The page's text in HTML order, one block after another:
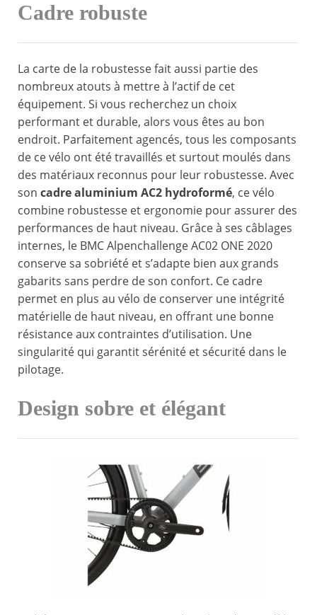
Cadre robuste
La carte de la robustesse fait aussi partie des
nombreux atouts à mettre à l’actif de cet
équipement. Si vous recherchez un choix
performant et durable, alors vous êtes au bon
endroit. Parfaitement agencés, tous les composants
de ce vélo ont été travaillés et surtout moulés dans
des matériaux reconnus pour leur robustesse. Avec
son cadre aluminium AC2 hydroformé, ce vélo
combine robustesse et ergonomie pour assurer des
performances de haut niveau. Grâce à ses câblages
internes, le BMC Alpenchallenge AC02 ONE 2020
conserve sa sobriété et s’adapte bien aux grands
gabarits sans perdre de son confort. Ce cadre
permet en plus au vélo de conserver une intégrité
matérielle de haut niveau, en offrant une bonne
résistance aux contraintes d’utilisation. Une
singularité qui garantit sérénité et sécurité dans le
pilotage.
Design sobre et élégant